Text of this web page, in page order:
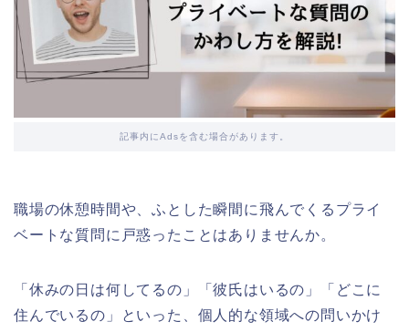
記事内にAdsを含む場合があります。
職場の休憩時間や、ふとした瞬間に飛んでくるプライ
ベートな質問に戸惑ったことはありませんか。
「休みの日は何してるの」「彼氏はいるの」「どこに
住んでいるの」といった、個人的な領域への問いかけ